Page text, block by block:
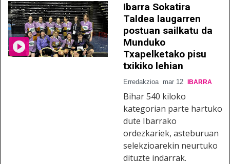
Ibarra Sokatira
Taldea laugarren
postuan sailkatu da
Munduko
Txapelketako pisu
txikiko lehian
Erredakzioa mar 12 IBARRA
Bihar 540 kiloko
kategorian parte hartuko
dute Ibarrako
ordezkariek, asteburuan
selekzioarekin neurtuko
dituzte indarrak.